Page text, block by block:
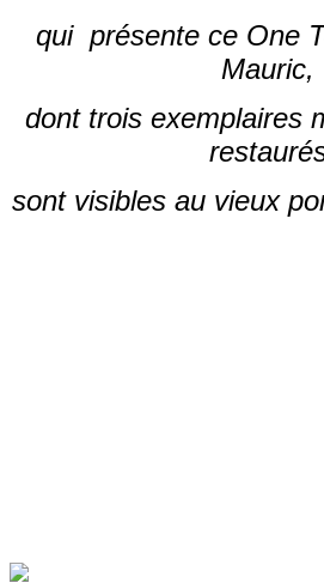
qui présente ce One
Mauric,
dont trois exemplaires
sont visibles au vieux